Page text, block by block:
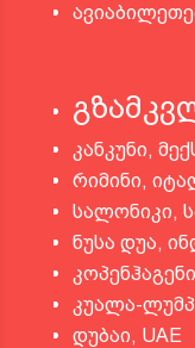
კანკუნი,
რიმინი,
სალონიკი,
ნუსა დუა,
კუალა-
დუბაი, UAE